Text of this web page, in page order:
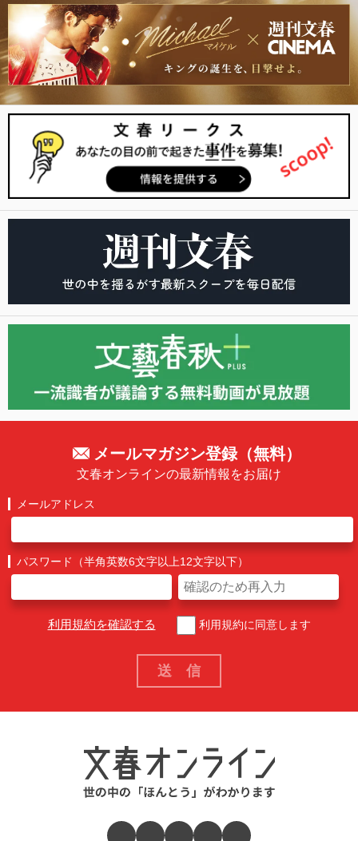
メールマガジン登録（無料）
文春オンラインの最新情報をお届け
メールアドレス
パスワード（半角英数6文字以上12文字以下）
利用規約を確認する 利用規約に同意します